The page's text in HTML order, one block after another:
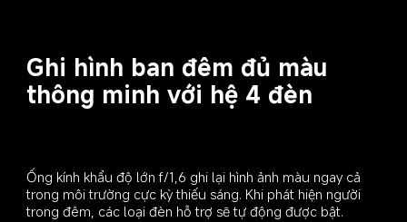
Ghi hình ban đêm đủ màu
thông minh với hệ 4 đèn
Ống kính khẩu độ lớn f/1,6 ghi lại hình ảnh màu ngay cả
trong môi trường cực kỳ thiếu sáng. Khi phát hiện người
trong đêm, các loại đèn hỗ trợ sẽ tự động được bật.